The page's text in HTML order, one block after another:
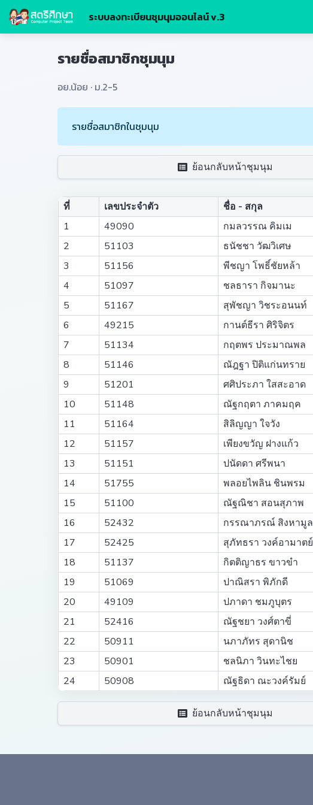
ระบบลงทะเบียนชุมนุมออนไลน์ v.3
รายชื่อสมาชิกชุมนุม
อย.น้อย · ม.2-5
รายชื่อสมาชิกในชุมนุม
ย้อนกลับหน้าชุมนุม
ที่ เลขประจำตัว ชื่อ - สกุล
1
49090 กมลวรรณ คิมเม
2
51103 ธนัชชา วัฒวิเศษ
3
51156 พีชญา โพธิ์ชัยหล้า
4
51097 ชลธารา กิจมานะ
5
51167 สุพัชญา วิชระอนนท์
6
49215 กานต์ธีรา ศิริจิตร
7
51134 กฤตพร ประมาณพล
8
51146 ณัฎฐา ปิติแก่นทราย
9
51201 ศศิประภา ใสสะอาด
10
51148 ณัฐกฤตา ภาคมฤค
11
51164 สิลิญญา ใจวัง
12
51157 เพียงขวัญ ฝางแก้ว
13
51151 ปนัดดา ศรีพนา
14
51755 พลอยไพลิน ชินพรม
15
51100 ณัฐณิชา สอนสุภาพ
16
52432 กรรณาภรณ์ สิงหามูล
17
52425 สุภัทธรา วงค์อามาตย์
18
51137 กิตติญาธร ขาวขำ
19
51069 ปาณิสรา พิภักดี
20
49109 ปภาดา ชมภูบุตร
21
52416 ณัฐชยา วงศ์ตาขี่
22
50911 นภาภัทร สุดานิช
23
50901 ชลนิภา วินทะไชย
24
50908 ณัฐธิดา ณะวงค์รัมย์
ย้อนกลับหน้าชุมนุม